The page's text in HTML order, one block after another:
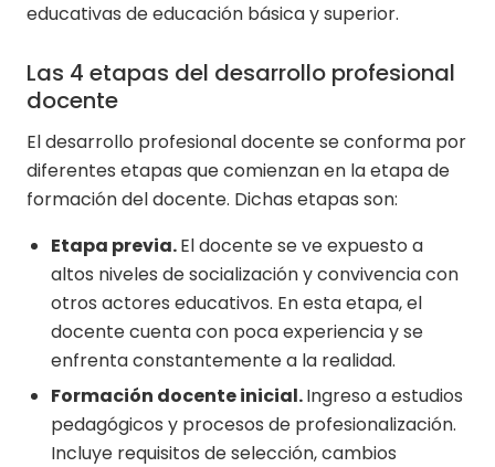
educativas de educación básica y superior.
Las 4 etapas del desarrollo profesional
docente
El desarrollo profesional docente se conforma por
diferentes etapas que comienzan en la etapa de
formación del docente. Dichas etapas son:
Etapa previa.El docente se ve expuesto a
altos niveles de socialización y convivencia con
otros actores educativos. En esta etapa, el
docente cuenta con poca experiencia y se
enfrenta constantemente a la realidad.
Formación docente inicial.Ingreso a estudios
pedagógicos y procesos de profesionalización.
Incluye requisitos de selección, cambios